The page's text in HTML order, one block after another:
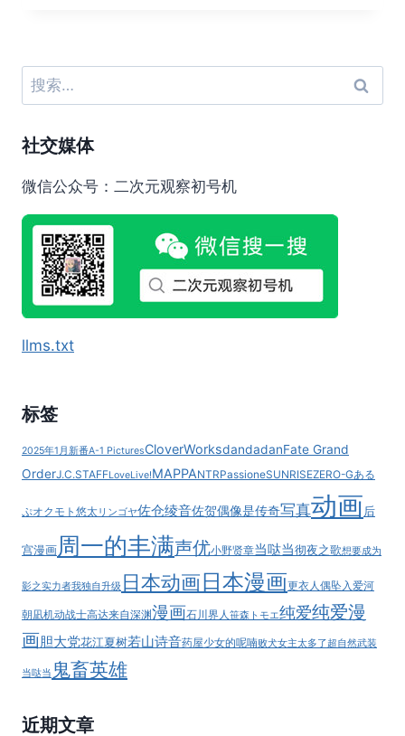
档
搜
索：
社交媒体
微信公众号：二次元观察初号机
llms.txt
标签
2025年1月新番A-1 PicturesCloverWorksdandadanFate Grand
OrderJ.C.STAFFLoveLive!MAPPANTRPassioneSUNRISEZERO-Gある
ぷオクモト悠太リンゴヤ佐仓绫音佐贺偶像是传奇写真动画后
宫漫画周一的丰满声优小野贤章当哒当彻夜之歌想要成为
影之实力者我独自升级 日本动画日本漫画更衣人偶坠入爱河
朝凪机动战士高达来自深渊漫画石川界人笹森トモエ纯爱纯爱漫
画胆大党花江夏树若山诗音药屋少女的呢喃败犬女主太多了超自然武装
当哒当 鬼畜英雄
近期文章